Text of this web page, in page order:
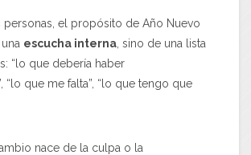
personas, el propósito de Año Nuevo
escucha interna , sino de una lista
“lo que debería haber
“lo que me falta”, “lo que tengo que
nace de la culpa o la